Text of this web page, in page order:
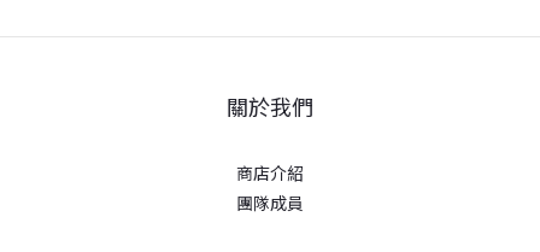
關於我們
商店介紹
團隊成員